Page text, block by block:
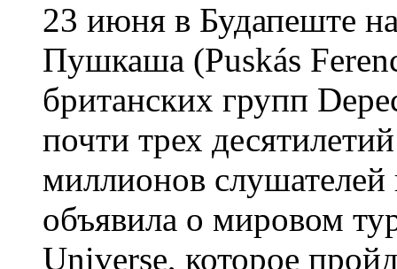
23 июня в Будапеште
Пушкаша (Puskás
британских групп
почти трех
миллионов
объявила о мировом
Universe, которое